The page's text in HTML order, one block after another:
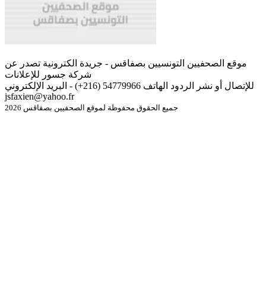
موقع الصحفيين التونسيين بصفاقس - جريدة الكترونية تصدر عن
شركة جسور للإعلانات
للإتصال أو نشر الردود الهاتف 54779966 (216+) - البريد الإلكتروني
jsfaxien@yahoo.fr
جميع الحقوق محفوظة لموقع الصحفيين بصفاقس 2026